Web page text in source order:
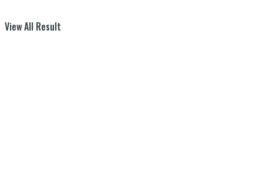
View All Result